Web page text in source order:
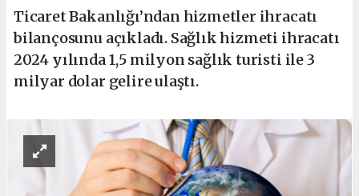
Ticaret Bakanlığı’ndan hizmetler ihracatı
bilançosunu açıkladı. Sağlık hizmeti ihracatı
2024 yılında 1,5 milyon sağlık turisti ile 3
milyar dolar gelire ulaştı.